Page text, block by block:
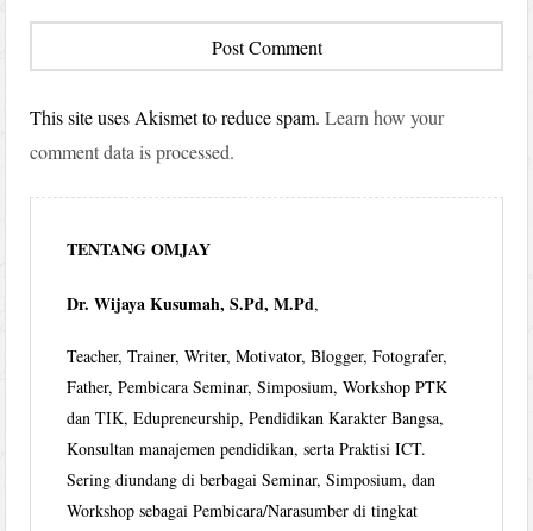
This site uses Akismet to reduce spam.Learn how your
comment data is processed.
TENTANG OMJAY
Dr. Wijaya Kusumah, S.Pd, M.Pd,
Teacher, Trainer, Writer, Motivator, Blogger, Fotografer,
Father, Pembicara Seminar, Simposium, Workshop PTK
dan TIK, Edupreneurship, Pendidikan Karakter Bangsa,
Konsultan manajemen pendidikan, serta Praktisi ICT.
Sering diundang di berbagai Seminar, Simposium, dan
Workshop sebagai Pembicara/Narasumber di tingkat